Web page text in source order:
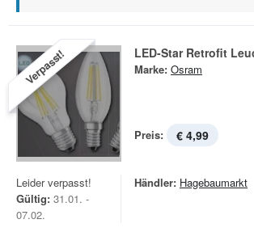
Verpasst! LED-Star Retrofit
Marke: Osram
Preis: € 4,99
Leider verpasst!
Gültig: 31.01. -
07.02.
Händler: Hagebaumarkt